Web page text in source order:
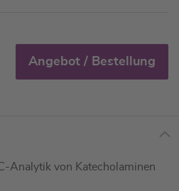
Angebot / Bestellung
Analytik von Katecholaminen